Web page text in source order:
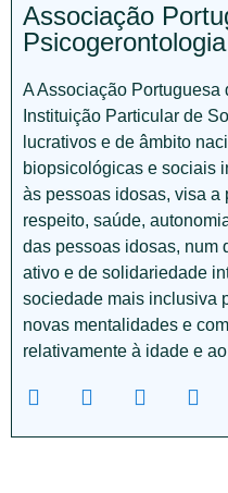
Associação
Psicogerontologia
A Associação Portuguesa
Instituição Particular de
lucrativos e de âmbito
biopsicológicas e sociais
às pessoas idosas, visa a
respeito, saúde,
das pessoas idosas, num
ativo e de solidariedade
sociedade mais inclusiva
novas mentalidades e
relativamente à idade e